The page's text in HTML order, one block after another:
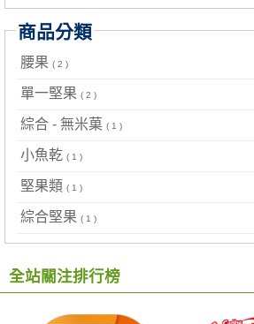
商品分類
腰果 ( 2 )
單一堅果 ( 2 )
綜合 - 無米菓 ( 1 )
小魚乾 ( 1 )
堅果類 ( 1 )
綜合堅果 ( 1 )
全站關注排行榜